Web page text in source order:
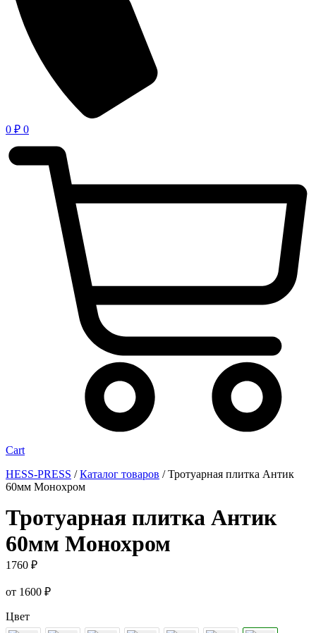
0 ₽ 0
Cart
HESS-PRESS /Каталог товаров /Тротуарная плитка Антик
60мм Монохром
Тротуарная плитка Антик
60мм Монохром
1760 ₽
от 1600 ₽
Цвет